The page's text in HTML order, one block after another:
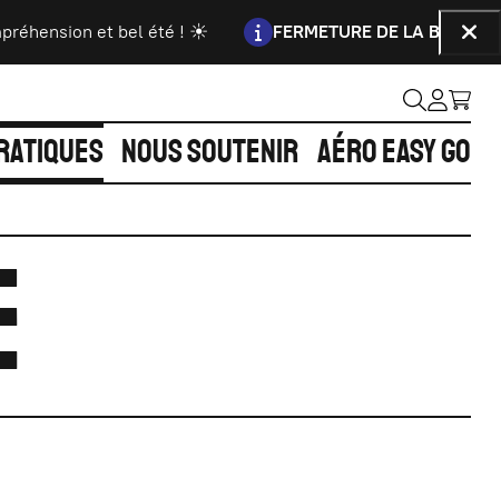
et bel été ! ☀️
Information :
FERMETURE DE LA
NOUS SOUTENIR AÉRO EASY GO